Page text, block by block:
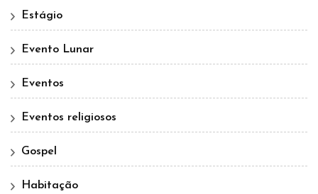
Estágio
Evento Lunar
Eventos
Eventos religiosos
Gospel
Habitação